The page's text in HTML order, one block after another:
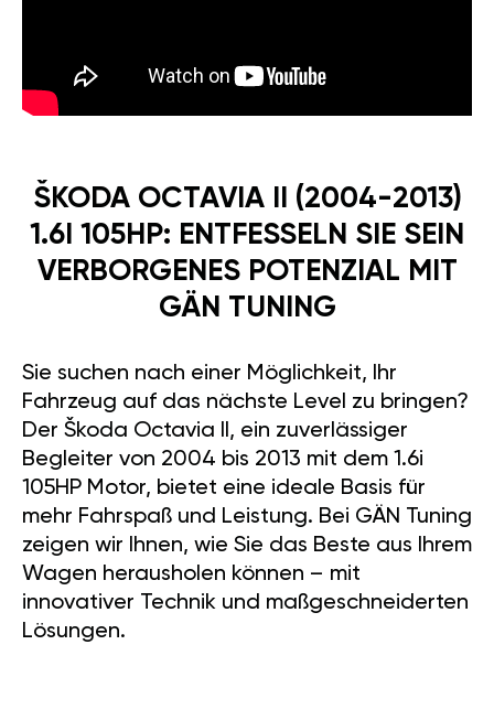
ŠKODA OCTAVIA II (2004-2013)
1.6I 105HP: ENTFESSELN SIE SEIN
VERBORGENES POTENZIAL MIT
GÄN TUNING
Sie suchen nach einer Möglichkeit, Ihr
Fahrzeug auf das nächste Level zu bringen?
Der Škoda Octavia II, ein zuverlässiger
Begleiter von 2004 bis 2013 mit dem 1.6i
105HP Motor, bietet eine ideale Basis für
mehr Fahrspaß und Leistung. Bei GÄN Tuning
zeigen wir Ihnen, wie Sie das Beste aus Ihrem
Wagen herausholen können – mit
innovativer Technik und maßgeschneiderten
Lösungen.